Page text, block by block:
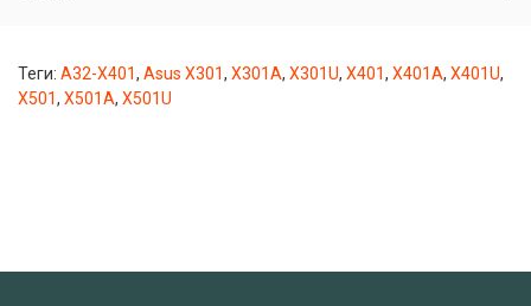
Теги: A32-X401, Asus X301, X301A, X301U, X401, X401A, X401U,
X501, X501A, X501U